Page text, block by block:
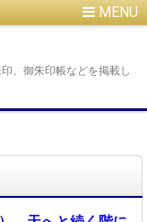
、御朱印帳などを掲載し